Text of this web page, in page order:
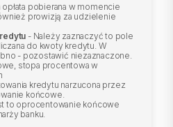
pobierana w momencie
prowizją za udzielenie
- Należy zaznaczyć to pole
do kwoty kredytu. W
- pozostawić niezaznaczone.
stopa procentowa w
kredytu narzucona przez
końcowe.
to oprocentowanie końcowe
banku.